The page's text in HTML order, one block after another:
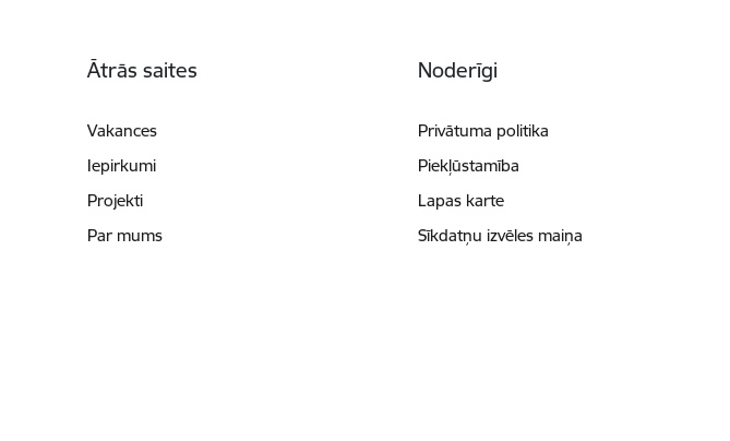
Ātrās saites
Vakances
Iepirkumi
Projekti
Par mums
Noderīgi
Privātuma politika
Piekļūstamība
Lapas karte
Sīkdatņu izvēles maiņa